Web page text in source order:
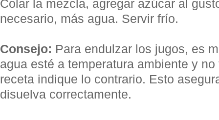
Colar la mezcla, agregar azúcar al
necesario, más agua. Servir frío.
Consejo: Para endulzar los jugos, es
agua esté a temperatura ambiente y
receta indique lo contrario. Esto
disuelva correctamente.